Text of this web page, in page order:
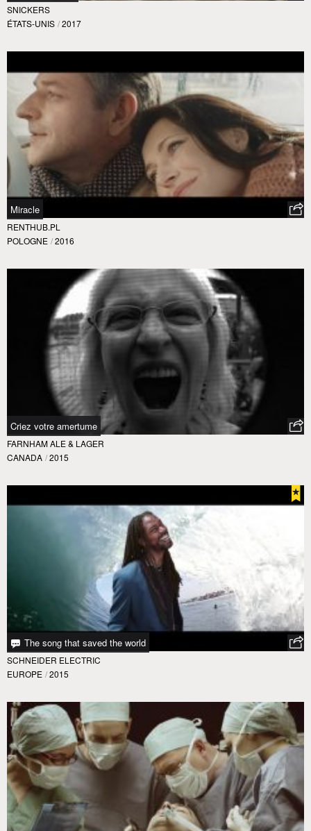
SNICKERS
ÉTATS-UNIS / 2017
Miracle
RENTHUB.PL
POLOGNE / 2016
Criez votre amertume
FARNHAM ALE & LAGER
CANADA / 2015
The song that saved the world
SCHNEIDER ELECTRIC
EUROPE / 2015